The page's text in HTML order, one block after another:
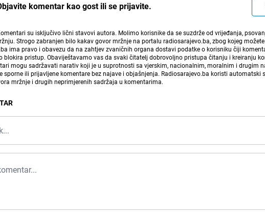
komentar kao gost ili se prijavite.
su isključivo lični stavovi autora. Molimo korisnike da se suzdrže od vrijeđanja,
Strogo zabranjen bilo kakav govor mržnje na portalu radiosarajevo.ba, zbog kojeg
ima pravo i obavezu da na zahtjev zvaničnih organa dostavi podatke o korisniku čiji
blokira pristup. Obaviještavamo vas da svaki čitatelj dobrovoljno pristupa čitanju i kreiranju
mogu sadržavati narativ koji je u suprotnosti sa vjerskim, nacionalnim, moralnim i drugim
sporne ili prijavljene komentare bez najave i objašnjenja. Radiosarajevo.ba koristi automatski
mržnje i drugih neprimjerenih sadržaja u komentarima.